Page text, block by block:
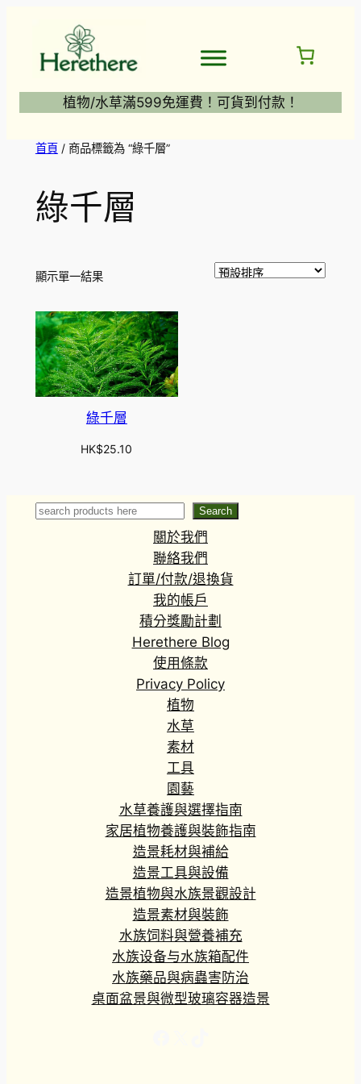
植物/水草滿599免運費！可貨到付款！
首頁/ 商品標籤為 “綠千層”
綠千層
顯示單一結果
綠千層
HK$25.10
Search Search
關於我們
聯絡我們
訂單/付款/退換貨
我的帳戶
積分獎勵計劃
Herethere Blog
使用條款
Privacy Policy
植物
水草
素材
工具
園藝
水草養護與選擇指南
家居植物養護與裝飾指南
造景耗材與補給
造景工具與設備
造景植物與水族景觀設計
造景素材與裝飾
水族饲料與營養補充
水族设备与水族箱配件
水族藥品與病蟲害防治
桌面盆景與微型玻璃容器造景